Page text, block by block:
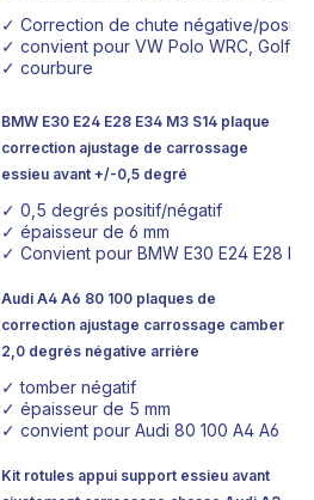
✓ Correction de chute négative/
✓ convient pour VW Polo WRC, Golf
✓ courbure
BMW E30 E24 E28 E34 M3 S14 plaque
correction ajustage de carrossage
essieu avant +/-0,5 degré
✓ 0,5 degrés positif/négatif
✓ épaisseur de 6 mm
✓ Convient pour BMW E30 E24 E28
Audi A4 A6 80 100 plaques de
correction ajustage carrossage camber
2,0 degrés négative arrière
✓ tomber négatif
✓ épaisseur de 5 mm
✓ convient pour Audi 80 100 A4 A6
Kit rotules appui support essieu avant